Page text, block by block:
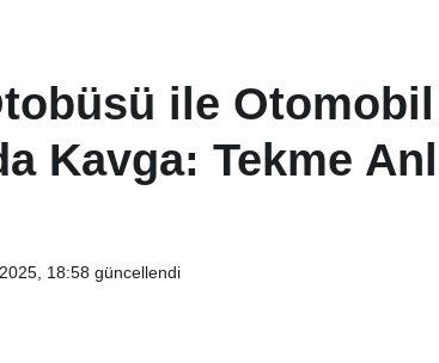
ile Otomobil
Kavga: Tekme
18:58 güncellendi